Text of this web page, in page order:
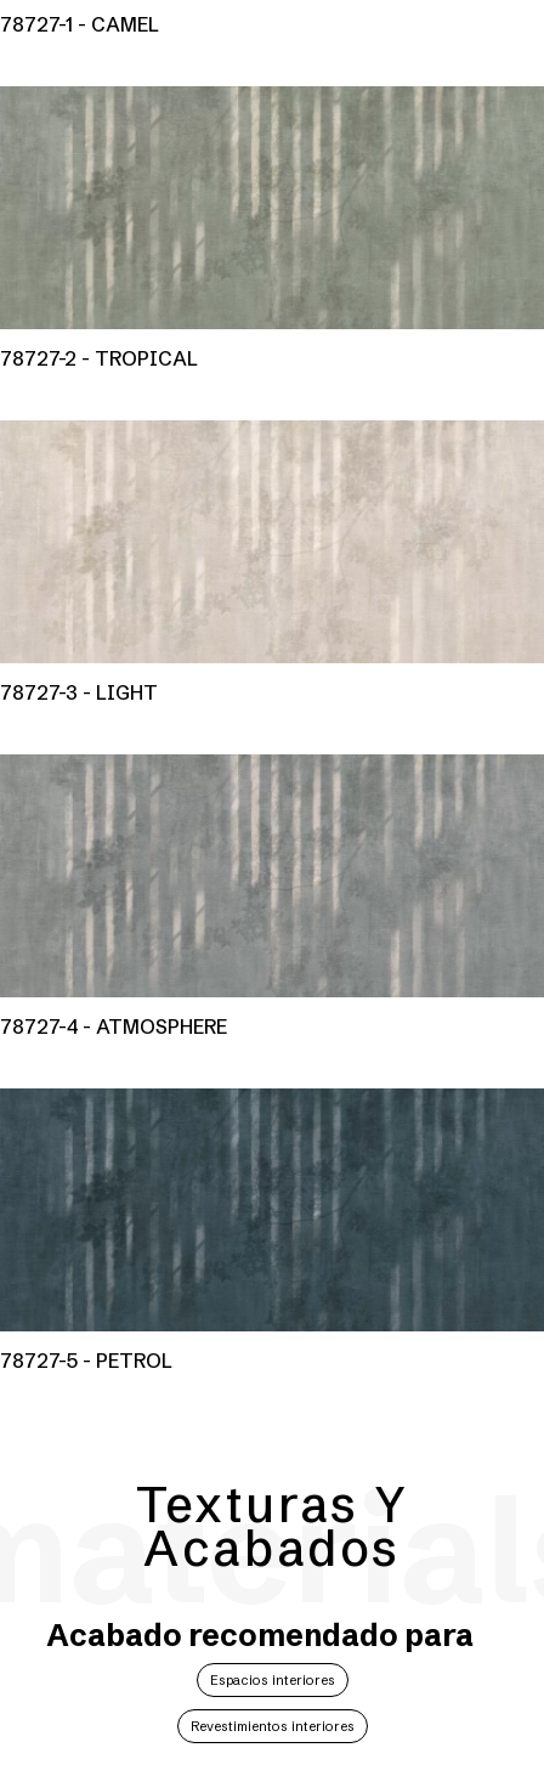
78727-1 - CAMEL
78727-2 - TROPICAL
78727-3 - LIGHT
78727-4 - ATMOSPHERE
78727-5 - PETROL
Texturas Y
Acabados
Acabado recomendado para
Espacios interiores
Revestimientos interiores